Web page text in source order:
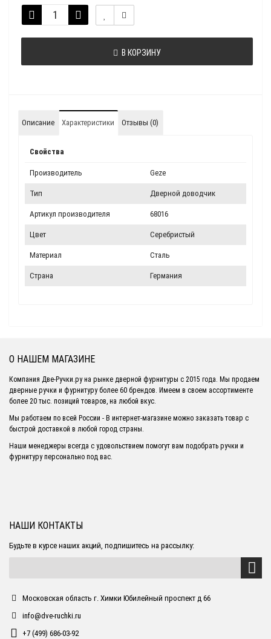
В КОРЗИНУ
Описание Характеристики Отзывы (0)
Свойства
Производитель Geze
Тип Дверной доводчик
Артикул производителя 68016
Цвет Серебристый
Материал Сталь
Страна Германия
О НАШЕМ МАГАЗИНЕ
Компания Две-Ручки.ру на рынке дверной фурнитуры с 2015 года. Мы продаем
дверные ручки и фурнитуру более 60 брендов. Имеем в своем ассортименте
более 20 тыс. позиций товаров, на любой вкус.
Мы работаем по всей России - В интернет-магазине можно заказать товар с
быстрой доставкой в любой город страны.
Наши менеджеры всегда с удовольствием помогут вам подобрать ручки и
фурнитуру персонально под вас.
НАШИ КОНТАКТЫ
Будьте в курсе наших акций, подпишитесь на рассылку:
Московская область г. Химки Юбилейный проспект д 66
info@dve-ruchki.ru
+7 (499) 686-03-92